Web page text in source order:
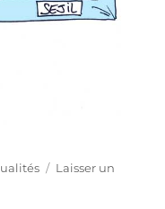
Laisser un